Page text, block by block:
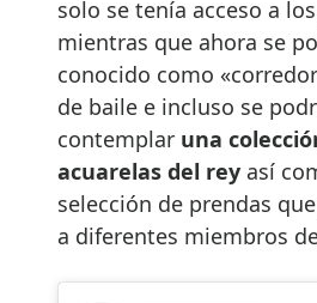
solo se tenía acceso a
mientras que ahora se
conocido como
de baile e incluso se
contemplar una
acuarelas del rey así
selección de prendas
a diferentes miembros